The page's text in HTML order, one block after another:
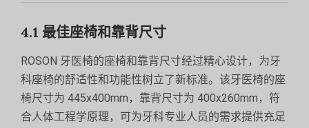
4.1 最佳座椅和靠背尺寸
ROSON 牙医椅的座椅和靠背尺寸经过精心设计，为牙
科座椅的舒适性和功能性树立了新标准。该牙医椅的座
椅尺寸为 445x400mm，靠背尺寸为 400x260mm，符
合人体工程学原理，可为牙科专业人员的需求提供充足